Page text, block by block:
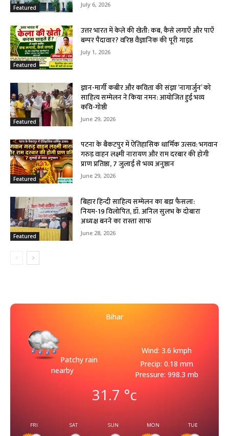
Featured July 6, 2026
Featured
उत्तर भारत में केले की खेती: कब, कैसे लगाएँ और पाएँ
बम्पर पैदावार? वरिष्ठ वैज्ञानिक की पूरी गाइड
July 1, 2026
Featured
ज्ञान-मार्गी कबीर और कविता की संज्ञा ‘नागार्जुन’ को
साहित्य सम्मेलन ने किया नमन: आयोजित हुई भव्य
कवि-गोष्ठी
June 29, 2026
Featured
पटना के बैकटपुर में ऐतिहासिक धार्मिक उत्सव: भगवान
गरुड़ वाहन लक्ष्मी नारायण और राम दरबार की होगी
प्राण प्रतिष्ठा, 7 जुलाई से भव्य अनुष्ठान
June 29, 2026
Featured
बिहार हिन्दी साहित्य सम्मेलन का बड़ा फैसला:
नियम-19 विलोपित, डॉ. अनिल सुलभ के दोबारा
अध्यक्ष बनने का रास्ता साफ
June 28, 2026
Bihar
Patchy rain
nearby
Wind: 3.6 kmph
Precip: 0.18 mm
Pressure: 998.3 mb
31.7 °c
FRI SAT SUN MON TUE